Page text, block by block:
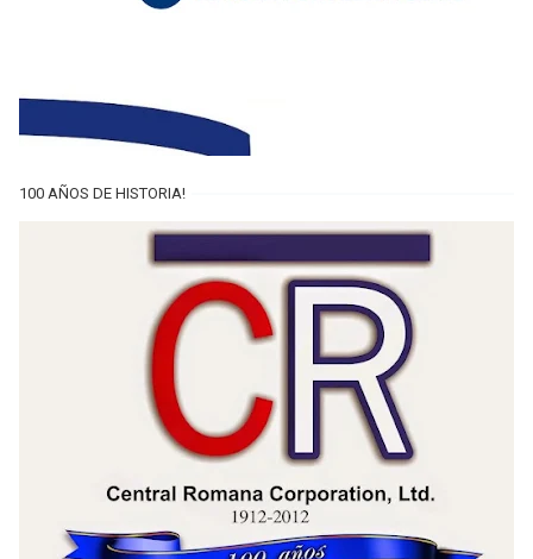
100 AÑOS DE HISTORIA!